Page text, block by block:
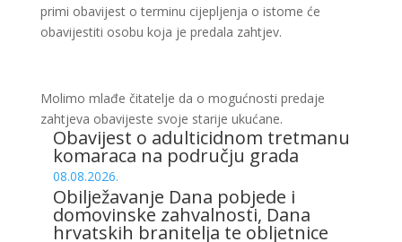
primi obavijest o terminu cijepljenja o istome će
obavijestiti osobu koja je predala zahtjev.
Molimo mlađe čitatelje da o mogućnosti predaje
zahtjeva obavijeste svoje starije ukućane.
Obavijest o adulticidnom tretmanu
komaraca na području grada
08.08.2026.
Obilježavanje Dana pobjede i
domovinske zahvalnosti, Dana
hrvatskih branitelja te obljetnice